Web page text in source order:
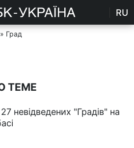
RU
» Град
ТЕМЕ
невідведених "Градів" на